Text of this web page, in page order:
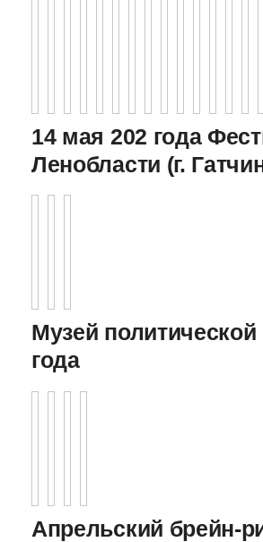
14 мая 202 года
Ленобласти (г.
Музей
года
Апрельский брейн-